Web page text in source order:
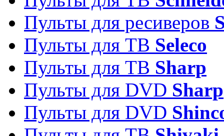
Пульты для ресиверов
Пульты для ТВ Seleco
Пульты для ТВ Sharp
Пульты для DVD Sharp
Пульты для DVD